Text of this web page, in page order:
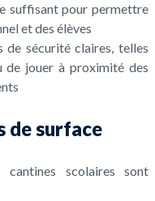
suffisant pour permettre
et des élèves
de sécurité claires, telles
jouer à proximité des
de surface
scolaires sont